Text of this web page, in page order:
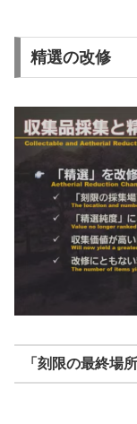
精選の改修
「刻限の最終場